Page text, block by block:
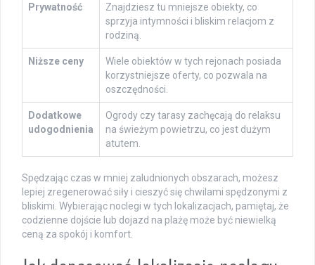
Prywatność
Znajdziesz tu mniejsze obiekty, co
sprzyja intymności i bliskim relacjom z
rodziną.
Niższe ceny
Wiele obiektów w tych rejonach posiada
korzystniejsze oferty, co pozwala na
oszczędności.
Dodatkowe
udogodnienia
Ogrody czy tarasy zachęcają do relaksu
na świeżym powietrzu, co jest dużym
atutem.
Spędzając czas w mniej zaludnionych obszarach, możesz
lepiej zregenerować siły i cieszyć się chwilami spędzonymi z
bliskimi. Wybierając noclegi w tych lokalizacjach, pamiętaj, że
codzienne dojście lub dojazd na plażę może być niewielką
ceną za spokój i komfort.